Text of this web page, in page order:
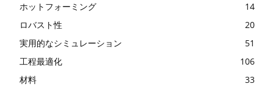
ホットフォーミング
14
ロバスト性
20
実用的なシミュレーション
51
工程最適化
106
材料
33